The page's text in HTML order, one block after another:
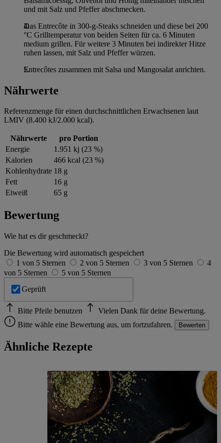
und mit Salz und Pfeffer abschmecken.
Das Entrecôte in 300-g-Steaks schneiden und diese bei 200
°C Grilltemperatur von beiden Seiten für ca. 6 Minuten
medium grillen. Für weitere 3 Minuten bei indirekter Hitze
ruhen lassen, mit Salz und Pfeffer würzen.
Entrecôtes zusammen mit Salsa und Mangosalat anrichten.
Nährwerte
Referenzmenge für einen durchschnittlichen Erwachsenen laut
LMIV (8.400 kJ/2.000 kcal).
Nährwerte
pro Portion
Energie
1.951 kj (23 %)
Kalorien
466 kcal (23 %)
Kohlenhydrate 18 g
Fett
16 g
Eiweiß
65 g
Bewertung
Wie hat es dir geschmeckt?
Die Bewertung wird automatisch gespeichert
1 von 5 Sternen
2 von 5 Sternen 3 von 5 Sternen
4
von 5 Sternen
5 von 5 Sternen
Geprüft
Bitte Pfeile benutzen
Vielen Dank für deine Bewertung.
Bitte wähle eine Bewertung aus, um fortzufahren.
Bewerten
Ähnliche Rezepte